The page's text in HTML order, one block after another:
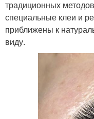
традиционных
специальные клеи и
приближены к
виду.